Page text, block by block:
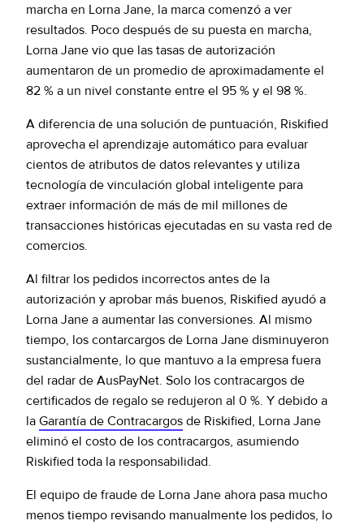
marcha en Lorna Jane, la marca comenzó a ver
resultados. Poco después de su puesta en marcha,
Lorna Jane vio que las tasas de autorización
aumentaron de un promedio de aproximadamente el
82 % a un nivel constante entre el 95 % y el 98 %.
A diferencia de una solución de puntuación, Riskified
aprovecha el aprendizaje automático para evaluar
cientos de atributos de datos relevantes y utiliza
tecnología de vinculación global inteligente para
extraer información de más de mil millones de
transacciones históricas ejecutadas en su vasta red de
comercios.
Al filtrar los pedidos incorrectos antes de la
autorización y aprobar más buenos, Riskified ayudó a
Lorna Jane a aumentar las conversiones. Al mismo
tiempo, los contarcargos de Lorna Jane disminuyeron
sustancialmente, lo que mantuvo a la empresa fuera
del radar de AusPayNet. Solo los contracargos de
certificados de regalo se redujeron al 0 %. Y debido a
la Garantía de Contracargos de Riskified, Lorna Jane
eliminó el costo de los contracargos, asumiendo
Riskified toda la responsabilidad.
El equipo de fraude de Lorna Jane ahora pasa mucho
menos tiempo revisando manualmente los pedidos, lo